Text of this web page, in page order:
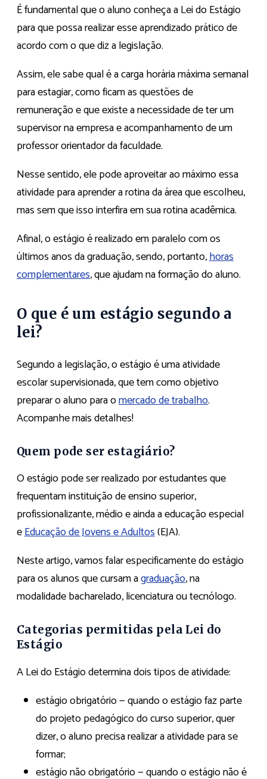
É fundamental que o aluno conheça a Lei do Estágio
para que possa realizar esse aprendizado prático de
acordo com o que diz a legislação.
Assim, ele sabe qual é a carga horária máxima semanal
para estagiar, como ficam as questões de
remuneração e que existe a necessidade de ter um
supervisor na empresa e acompanhamento de um
professor orientador da faculdade.
Nesse sentido, ele pode aproveitar ao máximo essa
atividade para aprender a rotina da área que escolheu,
mas sem que isso interfira em sua rotina acadêmica.
Afinal, o estágio é realizado em paralelo com os
últimos anos da graduação, sendo, portanto,horas
complementares, que ajudam na formação do aluno.
O que é um estágio segundo a
lei?
Segundo a legislação, o estágio é uma atividade
escolar supervisionada, que tem como objetivo
preparar o aluno para omercado de trabalho.
Acompanhe mais detalhes!
Quem pode ser estagiário?
O estágio pode ser realizado por estudantes que
frequentam instituição de ensino superior,
profissionalizante, médio e ainda a educação especial
eEducação de Jovens e Adultos(EJA).
Neste artigo, vamos falar especificamente do estágio
para os alunos que cursam agraduação, na
modalidade bacharelado, licenciatura ou tecnólogo.
Categorias permitidas pela Lei do
Estágio
A Lei do Estágio determina dois tipos de atividade:
estágio obrigatório — quando o estágio faz parte
do projeto pedagógico do curso superior, quer
dizer, o aluno precisa realizar a atividade para se
formar;
estágio não obrigatório — quando o estágio não é